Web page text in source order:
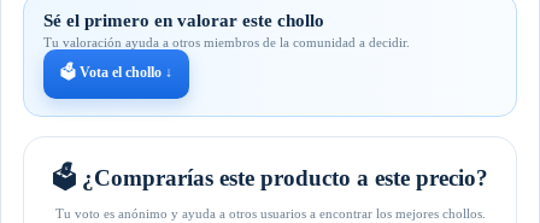
Sé el primero en valorar este chollo
Tu valoración ayuda a otros miembros de la comunidad a decidir.
🗳️ Vota el chollo ↓
🗳️ ¿Comprarías este producto a este precio?
Tu voto es anónimo y ayuda a otros usuarios a encontrar los mejores chollos.